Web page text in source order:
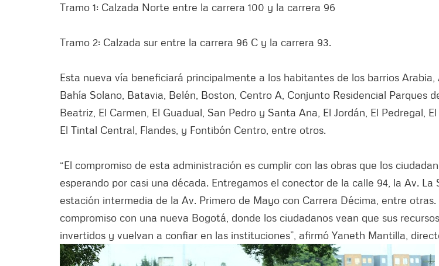
Tramo 1: Calzada Norte entre la carrera 100 y la carrera 96
Tramo 2: Calzada sur entre la carrera 96 C y la carrera 93.
Esta nueva vía beneficiará principalmente a los habitantes de los barrios Arabia,
Bahía Solano, Batavia, Belén, Boston, Centro A, Conjunto Residencial Parques
Beatriz, El Carmen, El Guadual, San Pedro y Santa Ana, El Jordán, El Pedregal, El
El Tintal Central, Flandes, y Fontibón Centro, entre otros.
“El compromiso de esta administración es cumplir con las obras que los
esperando por casi una década. Entregamos el conector de la calle 94, la Av. La
estación intermedia de la Av. Primero de Mayo con Carrera Décima, entre otras.
compromiso con una nueva Bogotá, donde los ciudadanos vean que sus
invertidos y vuelvan a confiar en las instituciones”, afirmó Yaneth Mantilla,